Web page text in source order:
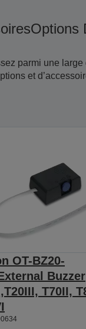
Options
parmi une large
et
OT-BZ20-
Buzzer
T70II,